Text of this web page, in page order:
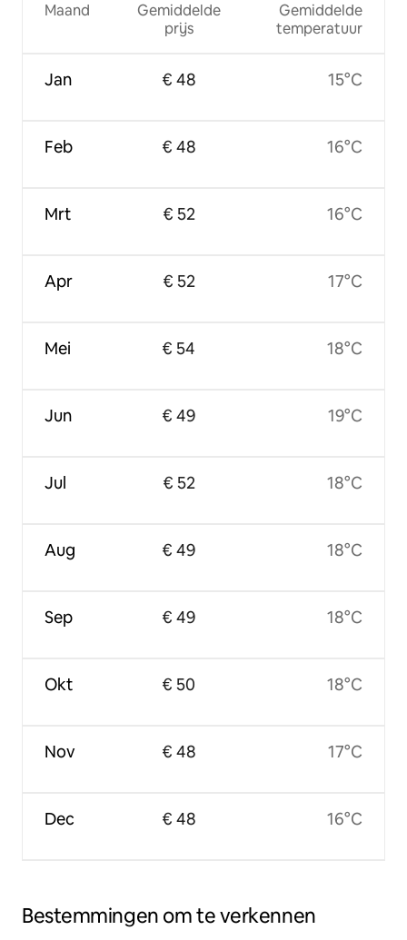
Maand
Jan
Feb
Mrt
Apr
Mei
Jun
Jul
Aug
Sep
Okt
Nov
Dec
Gemiddelde
prijs
€ 48
€ 48
€ 52
€ 52
€ 54
€ 49
€ 52
€ 49
€ 49
€ 50
€ 48
€ 48
Gemiddelde
temperatuur
15°C
16°C
16°C
17°C
18°C
19°C
18°C
18°C
18°C
18°C
17°C
16°C
Bestemmingen om te verkennen